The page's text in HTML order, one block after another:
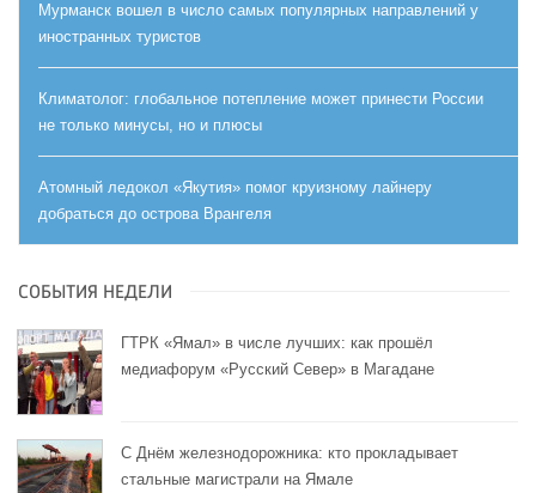
Мурманск вошел в число самых популярных направлений у
иностранных туристов
Климатолог: глобальное потепление может принести России
не только минусы, но и плюсы
Атомный ледокол «Якутия» помог круизному лайнеру
добраться до острова Врангеля
СОБЫТИЯ НЕДЕЛИ
ГТРК «Ямал» в числе лучших: как прошёл
медиафорум «Русский Север» в Магадане
С Днём железнодорожника: кто прокладывает
стальные магистрали на Ямале